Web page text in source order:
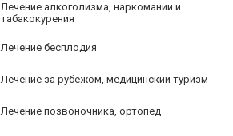
Лечение алкоголизма, наркомании и
табакокурения
Лечение бесплодия
Лечение за рубежом, медицинский туризм
Лечение позвоночника, ортопед